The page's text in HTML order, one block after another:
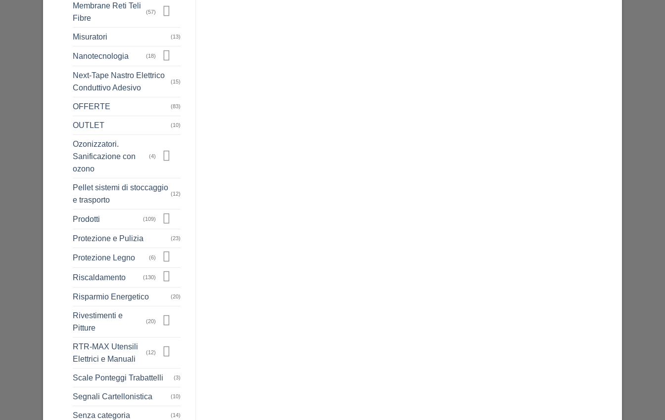
Membrane Reti Teli
Fibre
(57)
Misuratori (13)
Nanotecnologia (18)
Next-Tape Nastro Elettrico
Conduttivo Adesivo
(15)
OFFERTE (83)
OUTLET (10)
Ozonizzatori.
Sanificazione con
ozono
(4)
Pellet sistemi di stoccaggio
e trasporto
(12)
Prodotti (109)
Protezione e Pulizia (23)
Protezione Legno (6)
Riscaldamento (130)
Risparmio Energetico (20)
Rivestimenti e
Pitture
(20)
RTR-MAX Utensili
Elettrici e Manuali
(12)
Scale Ponteggi Trabattelli (3)
Segnali Cartellonistica (10)
Senza categoria (14)